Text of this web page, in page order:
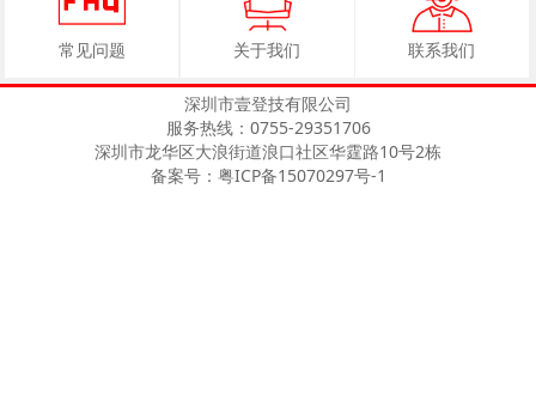
常见问题 关于我们 联系我们
深圳市壹登技有限公司
服务热线：0755-29351706
深圳市龙华区大浪街道浪口社区华霆路10号2栋
备案号：粤ICP备15070297号-1